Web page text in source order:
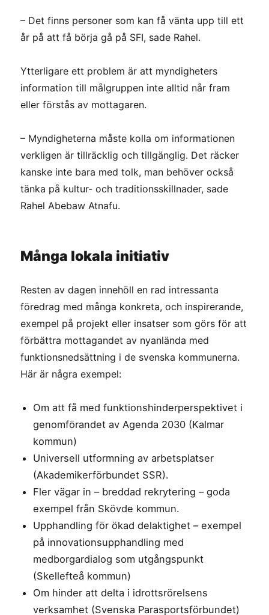
– Det finns personer som kan få vänta upp till ett
år på att få börja gå på SFI, sade Rahel.
Ytterligare ett problem är att myndigheters
information till målgruppen inte alltid når fram
eller förstås av mottagaren.
– Myndigheterna måste kolla om informationen
verkligen är tillräcklig och tillgänglig. Det räcker
kanske inte bara med tolk, man behöver också
tänka på kultur- och traditionsskillnader, sade
Rahel Abebaw Atnafu.
Många lokala initiativ
Resten av dagen innehöll en rad intressanta
föredrag med många konkreta, och inspirerande,
exempel på projekt eller insatser som görs för att
förbättra mottagandet av nyanlända med
funktionsnedsättning i de svenska kommunerna.
Här är några exempel:
Om att få med funktionshinderperspektivet i
genomförandet av Agenda 2030 (Kalmar
kommun)
Universell utformning av arbetsplatser
(Akademikerförbundet SSR).
Fler vägar in – breddad rekrytering – goda
exempel från Skövde kommun.
Upphandling för ökad delaktighet – exempel
på innovationsupphandling med
medborgardialog som utgångspunkt
(Skellefteå kommun)
Om hinder att delta i idrottsrörelsens
verksamhet (Svenska Parasportsförbundet)